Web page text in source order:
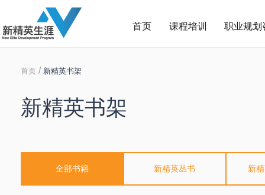
首页 课程培训 职业规划
首页/ 新精英书架
新精英书架
全部书籍 新精英丛书 新